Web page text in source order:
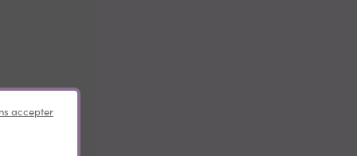
accepter